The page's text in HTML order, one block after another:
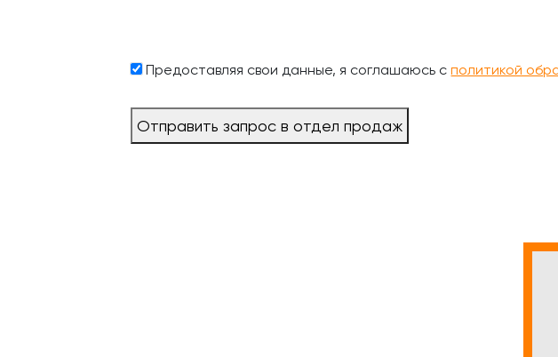
Предоставляя свои данные, я соглашаюсь сполитикой
Отправить запрос в отдел продаж